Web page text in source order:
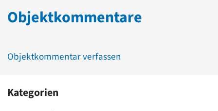
Objektkommentare
Objektkommentar verfassen
Kategorien